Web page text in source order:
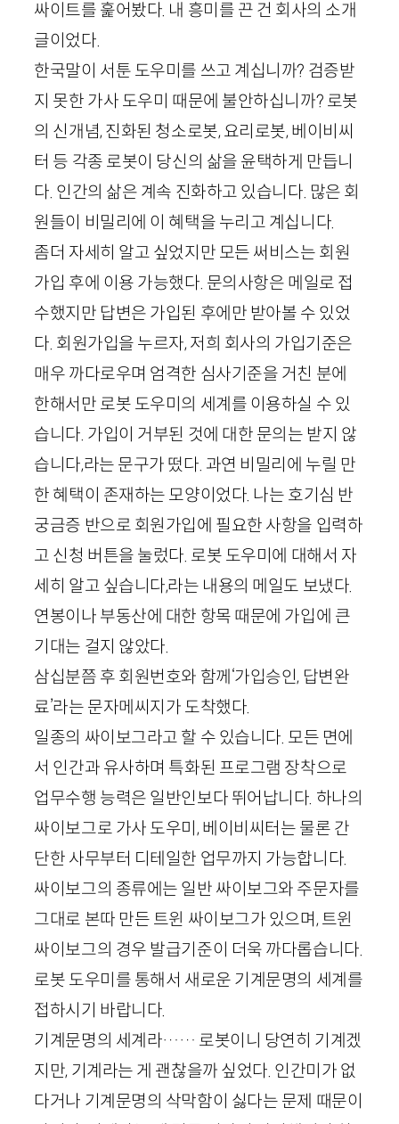
싸이트를 훑어봤다. 내 흥미를 끈 건 회사의 소개
글이었다.
한국말이 서툰 도우미를 쓰고 계십니까? 검증받
지 못한 가사 도우미 때문에 불안하십니까? 로봇
의 신개념, 진화된 청소로봇, 요리로봇, 베이비씨
터 등 각종 로봇이 당신의 삶을 윤택하게 만듭니
다. 인간의 삶은 계속 진화하고 있습니다. 많은 회
원들이 비밀리에 이 혜택을 누리고 계십니다.
좀더 자세히 알고 싶었지만 모든 써비스는 회원
가입 후에 이용 가능했다. 문의사항은 메일로 접
수했지만 답변은 가입된 후에만 받아볼 수 있었
다. 회원가입을 누르자, 저희 회사의 가입기준은
매우 까다로우며 엄격한 심사기준을 거친 분에
한해서만 로봇 도우미의 세계를 이용하실 수 있
습니다. 가입이 거부된 것에 대한 문의는 받지 않
습니다,라는 문구가 떴다. 과연 비밀리에 누릴 만
한 혜택이 존재하는 모양이었다. 나는 호기심 반
궁금증 반으로 회원가입에 필요한 사항을 입력하
고 신청 버튼을 눌렀다. 로봇 도우미에 대해서 자
세히 알고 싶습니다,라는 내용의 메일도 보냈다.
연봉이나 부동산에 대한 항목 때문에 가입에 큰
기대는 걸지 않았다.
삼십분쯤 후 회원번호와 함께‘가입승인, 답변완
료’라는 문자메씨지가 도착했다.
일종의 싸이보그라고 할 수 있습니다. 모든 면에
서 인간과 유사하며 특화된 프로그램 장착으로
업무수행 능력은 일반인보다 뛰어납니다. 하나의
싸이보그로 가사 도우미, 베이비씨터는 물론 간
단한 사무부터 디테일한 업무까지 가능합니다.
싸이보그의 종류에는 일반 싸이보그와 주문자를
그대로 본따 만든 트윈 싸이보그가 있으며, 트윈
싸이보그의 경우 발급기준이 더욱 까다롭습니다.
로봇 도우미를 통해서 새로운 기계문명의 세계를
접하시기 바랍니다.
기계문명의 세계라…… 로봇이니 당연히 기계겠
지만, 기계라는 게 괜찮을까 싶었다. 인간미가 없
다거나 기계문명의 삭막함이 싫다는 문제 때문이